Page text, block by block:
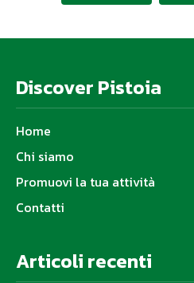
Discover Pistoia
Home
Chi siamo
Promuovi la tua attività
Contatti
Articoli recenti